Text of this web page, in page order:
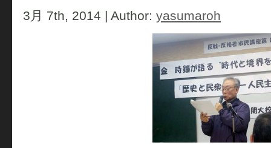
3月 7th, 2014 | Author: yasumaroh